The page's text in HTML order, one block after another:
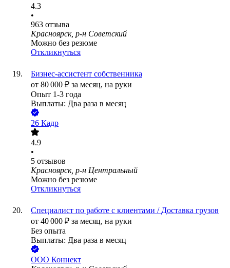
4.3
•
963 отзыва
Красноярск, р-н Советский
Можно без резюме
Откликнуться
Бизнес-ассистент собственника
от 80 000 ₽ за месяц, на руки
Опыт 1-3 года
Выплаты: Два раза в месяц
26 Кадр
4.9
•
5 отзывов
Красноярск, р-н Центральный
Можно без резюме
Откликнуться
Специалист по работе с клиентами / Доставка грузов
от 40 000 ₽ за месяц, на руки
Без опыта
Выплаты: Два раза в месяц
ООО Коннект